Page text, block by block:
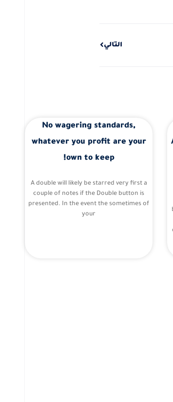
التالي
No wagering standards,
whatever you profit are your
own to keep!
A double will likely be starred very first a
couple of notes if the Double button is
presented. In the event the sometimes of
your